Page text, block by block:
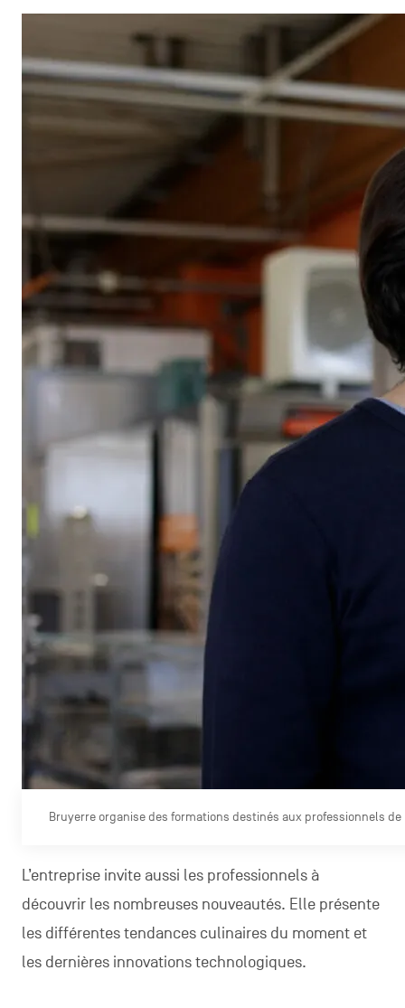
Bruyerre organise des formations destinés aux professionnels
L’entreprise invite aussi les professionnels à
découvrir les nombreuses nouveautés. Elle présente
les différentes tendances culinaires du moment et
les dernières innovations technologiques.